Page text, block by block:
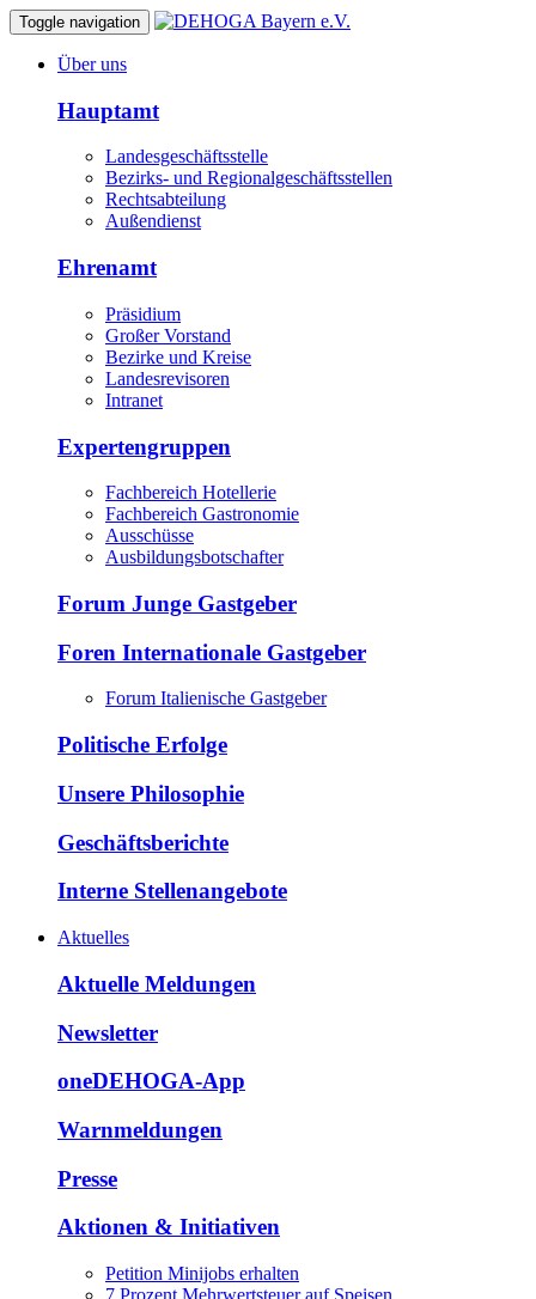
Toggle navigation
Über uns
Hauptamt
Landesgeschäftsstelle
Bezirks- und Regionalgeschäftsstellen
Rechtsabteilung
Außendienst
Ehrenamt
Präsidium
Großer Vorstand
Bezirke und Kreise
Landesrevisoren
Intranet
Expertengruppen
Fachbereich Hotellerie
Fachbereich Gastronomie
Ausschüsse
Ausbildungsbotschafter
Forum Junge Gastgeber
Foren Internationale Gastgeber
Forum Italienische Gastgeber
Politische Erfolge
Unsere Philosophie
Geschäftsberichte
Interne Stellenangebote
Aktuelles
Aktuelle Meldungen
Newsletter
oneDEHOGA-App
Warnmeldungen
Presse
Aktionen & Initiativen
Petition Minijobs erhalten
7 Prozent Mehrwertsteuer auf Speisen